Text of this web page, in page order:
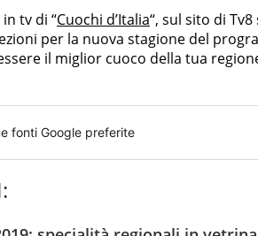
tv di “Cuochi d’Italia“, sul sito di
per la nuova stagione del
il miglior cuoco della tua
fonti Google preferite